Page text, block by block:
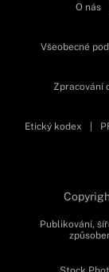
O nás
Všeobecné
Zpracování
Etický kodex
Publikování,